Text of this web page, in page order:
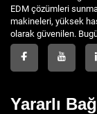
EDM çözümleri
makineleri, yüksek
olarak güvenilen.
Yararlı